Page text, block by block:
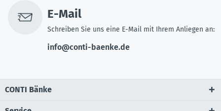
E-Mail
Schreiben Sie uns eine E-Mail mit Ihrem Anliegen an:
info@conti-baenke.de
CONTI Bänke